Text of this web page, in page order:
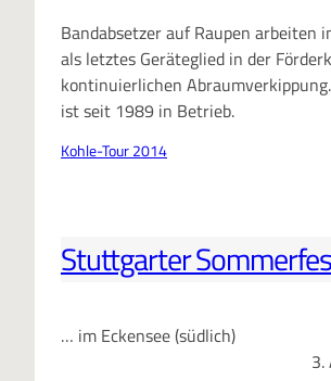
Bandabsetzer auf Raupen arbeiten
als letztes Geräteglied in der
kontinuierlichen
ist seit 1989 in Betrieb.
Kohle-Tour 2014
Stuttgarter
… im Eckensee (südlich)
3.